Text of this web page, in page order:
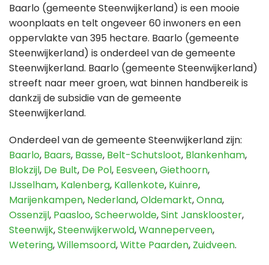
Baarlo (gemeente Steenwijkerland) is een mooie
woonplaats en telt ongeveer 60 inwoners en een
oppervlakte van 395 hectare. Baarlo (gemeente
Steenwijkerland) is onderdeel van de gemeente
Steenwijkerland. Baarlo (gemeente Steenwijkerland)
streeft naar meer groen, wat binnen handbereik is
dankzij de subsidie van de gemeente
Steenwijkerland.
Onderdeel van de gemeente Steenwijkerland zijn:
Baarlo, Baars, Basse, Belt-Schutsloot, Blankenham,
Blokzijl, De Bult, De Pol, Eesveen,Giethoorn,
IJsselham, Kalenberg, Kallenkote, Kuinre,
Marijenkampen, Nederland,Oldemarkt,Onna,
Ossenzijl, Paasloo,Scheerwolde,Sint Jansklooster,
Steenwijk,Steenwijkerwold,Wanneperveen,
Wetering,Willemsoord,Witte Paarden, Zuidveen.